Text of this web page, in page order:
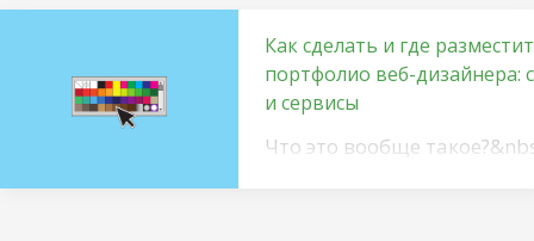
Как сделать и где
портфолио веб-дизайнера:
и сервисы
Что это вообще